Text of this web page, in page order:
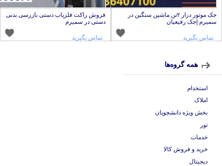
جک موتور درار ۲تن ماشین سنگین در
سمیرم |جک رفیعیان
تماس بگیرید
فروش راکت فلزیاب دستی بازرسی بدنی
دستی در سمیرم
تماس بگیرید
همه گروه‌ها
استخدام
املاک
بخش ویژه دانشجویان
تور
خدمات
خرید و فروش کالا
دیجیتال